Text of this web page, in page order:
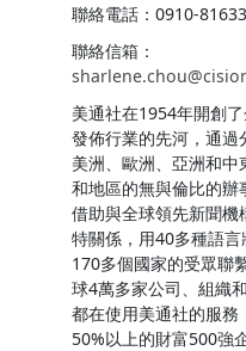
聯絡電話：0910-
聯絡信箱：
美通社在1954年開創
發佈行業的先河，通過
美洲、歐洲、亞洲和中
和地區的無與倫比的辦
借助與全球領先新聞機
特關係，用40多種語
170多個國家的受眾聯
球4萬多家公司、組織
都在使用美通社的服務
50%以上的財富500強企